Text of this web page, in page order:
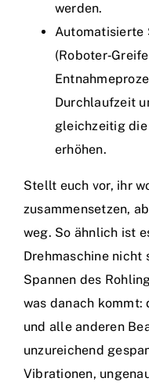
werden.
Automatisierte
Durchlaufzeit
gleichzeitig die
erhöhen.
Stellt euch vor, ihr
zusammensetzen,
weg. So ähnlich ist
Drehmaschine nicht
Spannen des
was danach kommt:
und alle anderen
unzureichend
Vibrationen,